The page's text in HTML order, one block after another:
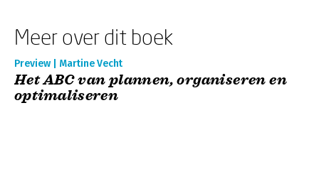
Meer over dit boek
Preview | Martine Vecht
Het ABC van plannen, organiseren en
optimaliseren